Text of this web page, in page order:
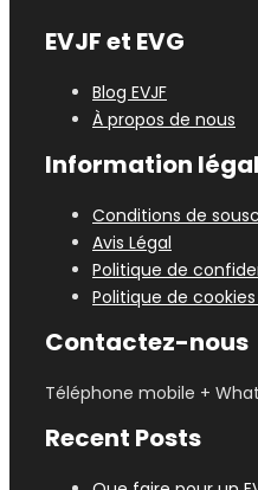
EVJF et EVG
Blog EVJF
À propos de nous
Information
Conditions de
Avis Légal
Politique de
Politique de cookies
Contactez-nous
Téléphone mobile +
Recent Posts